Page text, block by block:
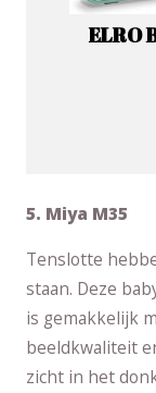
ELRO
5. Miya M35
Tenslotte
staan. Deze
is gemakkelijk
beeldkwaliteit
zicht in het